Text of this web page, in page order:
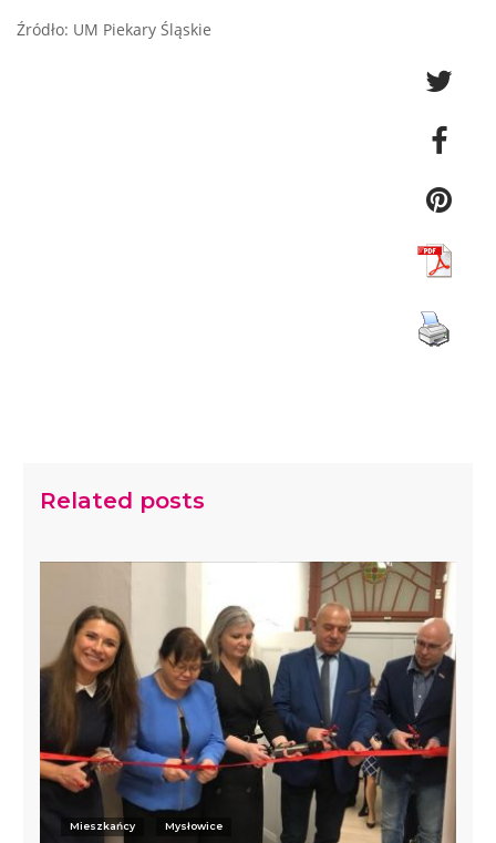
Źródło: UM Piekary Śląskie
Related posts
Mieszkańcy Mysłowice